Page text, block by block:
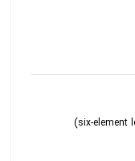
-دارای لنز 6 عنصری (six‑element lens)